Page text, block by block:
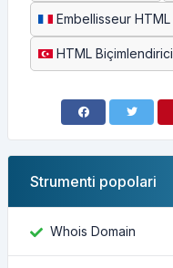
Embellisseur HTML
HTML Biçimlendirici
Strumenti popolari
Whois Domain